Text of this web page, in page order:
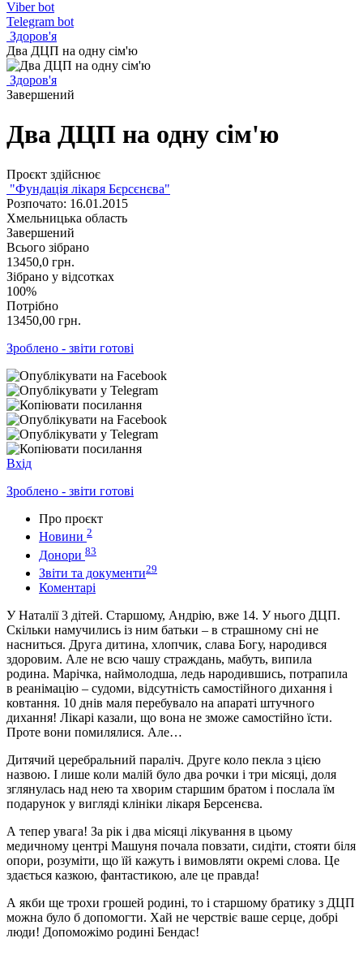
Viber bot
Telegram bot
Здоров'я
Два ДЦП на одну сім'ю
Здоров'я
Завершений
Два ДЦП на одну сім'ю
Проєкт здійснює
"Фундація лікаря Бєрсєнєва"
Розпочато: 16.01.2015
Хмельницька область
Завершений
Всього зібрано
13450,0 грн.
Зібрано у відсотках
100%
Потрібно
13450,00 грн.
Зроблено - звіти готові
Вхід
Зроблено - звіти готові
Про проєкт
Новини 2
Донори 83
Звіти та документи29
Коментарі
У Наталії 3 дітей. Старшому, Андрію, вже 14. У нього ДЦП.
Скільки намучились із ним батьки – в страшному сні не
насниться. Друга дитина, хлопчик, слава Богу, народився
здоровим. Але не всю чашу страждань, мабуть, випила
родина. Марічка, наймолодша, ледь народившись, потрапила
в реанімацію – судоми, відсутність самостійного дихання і
ковтання. 10 днів маля перебувало на апараті штучного
дихання! Лікарі казали, що вона не зможе самостійно їсти.
Проте вони помилялися. Але…
Дитячий церебральний параліч. Друге коло пекла з цією
назвою. І лише коли малій було два рочки і три місяці, доля
зглянулась над нею та хворим старшим братом і послала їм
подарунок у вигляді клініки лікаря Берсенєва.
А тепер увага! За рік і два місяці лікування в цьому
медичному центрі Машуня почала повзати, сидіти, стояти біля
опори, розуміти, що їй кажуть і вимовляти окремі слова. Це
здається казкою, фантастикою, але це правда!
А якби ще трохи грошей родині, то і старшому братику з ДЦП
можна було б допомогти. Хай не черствіє ваше серце, добрі
люди! Допоможімо родині Бендас!